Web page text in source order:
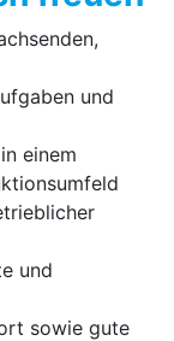
und
einem
und
sowie gute